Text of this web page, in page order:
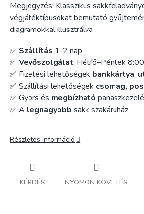
Megjegyzés: Klasszikus
végjátéktípusokat bemutató
diagramokkal illusztrálva
✅ Szállítás 1-2 nap
✅ Vevőszolgálat: Hétfő–Péntek
✅ Fizetési lehetőségek bankkártya,
✅ Szállítási lehetőségek csomag,
✅ Gyors és megbízható
✅ A legnagyobb sakk szakáruház
Részletes információ
KÉRDÉS NYOMON KÖVETÉS